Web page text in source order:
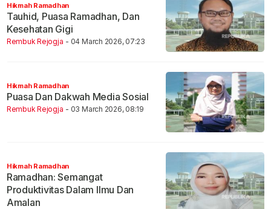
Hikmah Ramadhan
Tauhid, Puasa Ramadhan, Dan
Kesehatan Gigi
Rembuk Rejogja - 04 March 2026, 07:23
Hikmah Ramadhan
Puasa Dan Dakwah Media Sosial
Rembuk Rejogja - 03 March 2026, 08:19
Hikmah Ramadhan
Ramadhan: Semangat
Produktivitas Dalam Ilmu Dan
Amalan